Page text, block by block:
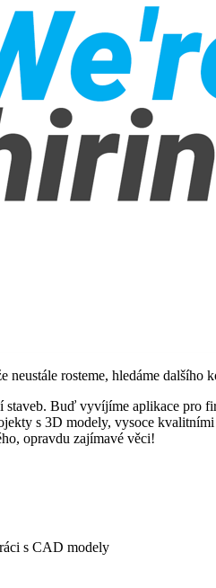
rosteme, hledáme
Buď vyvíjíme aplikace pro
s 3D modely, vysoce
opravdu zajímavé věci!
s CAD modely